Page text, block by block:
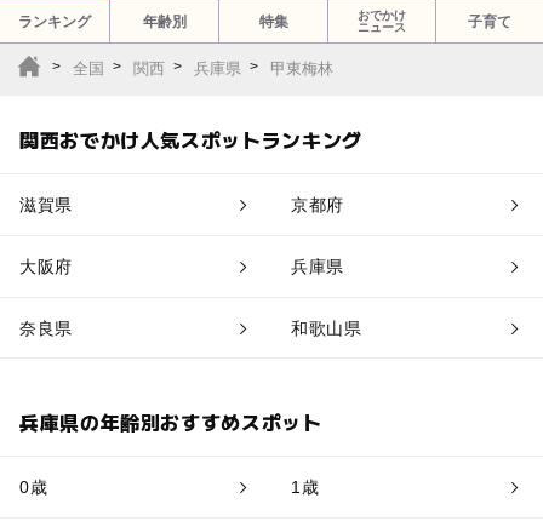
ランキング 年齢別 特集
おでかけ
ニュース
子育て
全国 関西 兵庫県 甲東梅林
関西おでかけ人気スポットランキング
滋賀県 京都府
大阪府 兵庫県
奈良県 和歌山県
兵庫県の年齢別おすすめスポット
0歳 1歳